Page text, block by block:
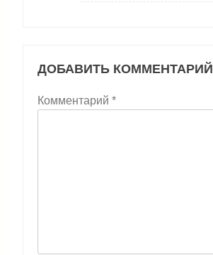
ДОБАВИТЬ КОММЕНТАРИЙ
Комментарий *